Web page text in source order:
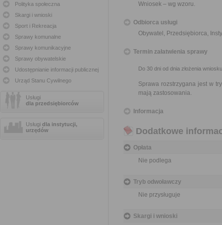
Polityka społeczna
Skargi i wnioski
Sport i Rekreacja
Sprawy komunalne
Sprawy komunikacyjne
Sprawy obywatelskie
Udostępnianie informacji publicznej
Urząd Stanu Cywilnego
Usługi
dla przedsiębiorców
Usługi dla instytucji,
urzędów
Wniosek – wg wzoru.
Odbiorca usługi
Obywatel, Przedsiębiorca,
Termin załatwienia sprawy
Do 30 dni od dnia złożenia
Sprawa rozstrzygana jest w
mają zastosowania.
Informacja
Dodatkowe
Opłata
Nie podlega
Tryb odwoławczy
Nie przysługuje
Skargi i wnioski